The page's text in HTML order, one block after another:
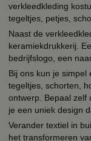
verkleedkleding
tegeltjes, petjes,
Naast de
keramiekdrukkerij.
bedrijfslogo, een
Bij ons kun je simpel
tegeltjes, schorten,
ontwerp. Bepaal zelf
je een uniek design
Verander textiel in
het transformeren